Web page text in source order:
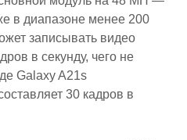
в диапазоне менее 200
записывать видео
в секунду, чего не
Galaxy A21s
30 кадров в